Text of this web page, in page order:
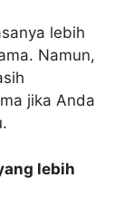
lebih
Namun,
jika Anda
lebih